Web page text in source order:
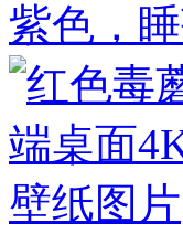
紫色，